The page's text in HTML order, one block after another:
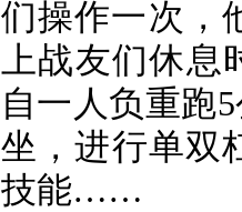
们操作一次，
上战友们休息
自一人负重跑
坐，进行单双
技能……